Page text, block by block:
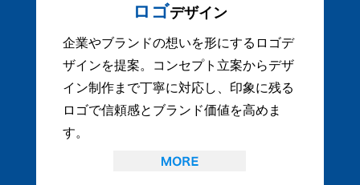
ロゴデザイン
企業やブランドの想いを形にするロゴデ
ザインを提案。コンセプト立案からデザ
イン制作まで丁寧に対応し、印象に残る
ロゴで信頼感とブランド価値を高めま
す。